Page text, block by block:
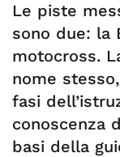
Le piste
sono due: la
motocross.
nome
fasi
conoscenza
basi della